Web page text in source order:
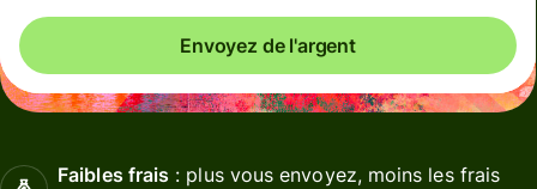
Envoyez de l'argent
Faibles frais : plus vous envoyez, moins les frais